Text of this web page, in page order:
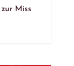
Miss